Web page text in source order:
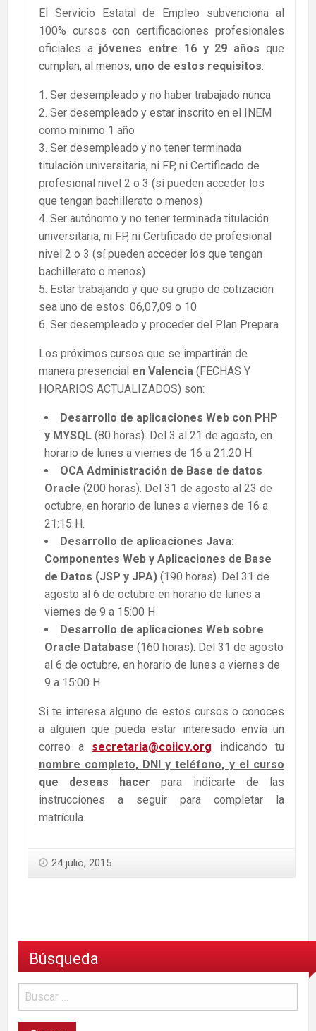
El Servicio Estatal de Empleo subvenciona al
100% cursos con certificaciones profesionales
oficiales a jóvenes entre 16 y 29 años que
cumplan, al menos, uno de estos requisitos:
1. Ser desempleado y no haber trabajado nunca
2. Ser desempleado y estar inscrito en el INEM
como mínimo 1 año
3. Ser desempleado y no tener terminada
titulación universitaria, ni FP, ni Certificado de
profesional nivel 2 o 3 (sí pueden acceder los
que tengan bachillerato o menos)
4. Ser autónomo y no tener terminada titulación
universitaria, ni FP, ni Certificado de profesional
nivel 2 o 3 (sí pueden acceder los que tengan
bachillerato o menos)
5. Estar trabajando y que su grupo de cotización
sea uno de estos: 06,07,09 o 10
6. Ser desempleado y proceder del Plan Prepara
Los próximos cursos que se impartirán de
manera presencial en Valencia (FECHAS Y
HORARIOS ACTUALIZADOS) son:
Desarrollo de aplicaciones Web con PHP
y MYSQL (80 horas). Del 3 al 21 de agosto, en
horario de lunes a viernes de 16 a 21:20 H.
OCA Administración de Base de datos
Oracle (200 horas). Del 31 de agosto al 23 de
octubre, en horario de lunes a viernes de 16 a
21:15 H.
Desarrollo de aplicaciones Java:
Componentes Web y Aplicaciones de Base
de Datos (JSP y JPA) (190 horas). Del 31 de
agosto al 6 de octubre en horario de lunes a
viernes de 9 a 15:00 H
Desarrollo de aplicaciones Web sobre
Oracle Database (160 horas). Del 31 de agosto
al 6 de octubre, en horario de lunes a viernes de
9 a 15:00 H
Si te interesa alguno de estos cursos o conoces
a alguien que pueda estar interesado envía un
correo a secretaria@coiicv.org
indicando tu
nombre completo, DNI y teléfono, y el curso
que deseas hacer para indicarte de las
instrucciones a seguir para completar la
matrícula.
24 julio, 2015
Búsqueda